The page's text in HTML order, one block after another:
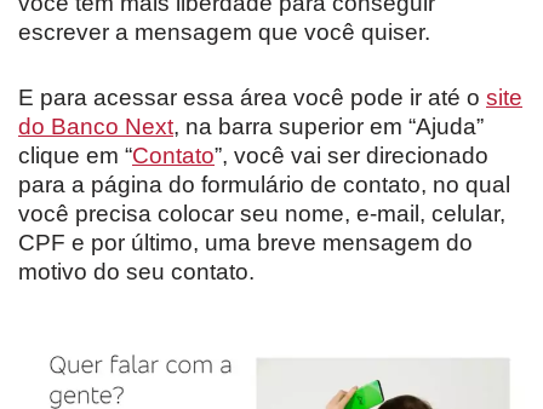
escrever a mensagem que você quiser.
E para acessar essa área você pode ir até o site
do Banco Next, na barra superior em “Ajuda”
clique em “Contato”, você vai ser direcionado
para a página do formulário de contato, no qual
você precisa colocar seu nome, e-mail, celular,
CPF e por último, uma breve mensagem do
motivo do seu contato.